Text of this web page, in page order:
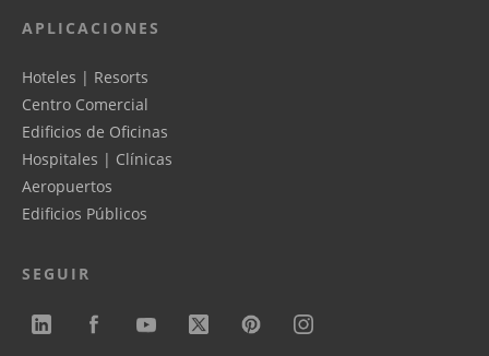
APLICACIONES
Hoteles | Resorts
Centro Comercial
Edificios de Oficinas
Hospitales | Clínicas
Aeropuertos
Edificios Públicos
SEGUIR